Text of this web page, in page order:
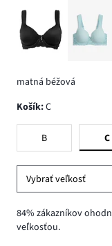
matná béžová
Košík:C
B C
Vybrať veľkosť
84% zákazníkov
veľkosťou.